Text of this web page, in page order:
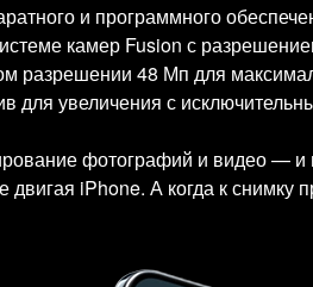
и программного
камер Fusion с
разрешении 48 Мп для
для увеличения с
фотографий и видео —
iPhone. А когда к снимку